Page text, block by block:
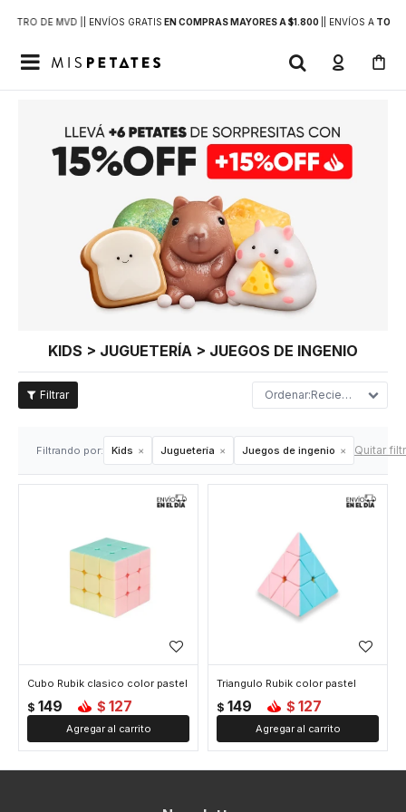
DE MVD | | ENVÍOS GRATIS EN COMPRAS MAYORES A $1.800 | ENVÍOS ATODO

KIDS > JUGUETERÍA > JUEGOS DE INGENIO
Recientes
Filtrando por: Kids Juguetería Juegos de ingenio Quitar
Cubo Rubik clasico color pastel
$ 149 $ 127
Triangulo Rubik color pastel
$ 149 $ 127